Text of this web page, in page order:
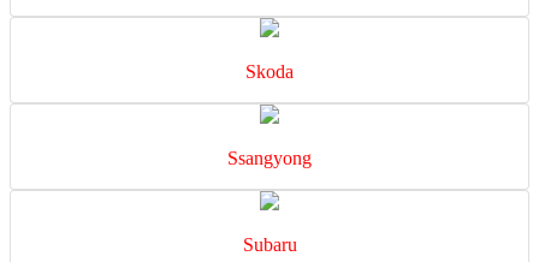
Skoda
Ssangyong
Subaru